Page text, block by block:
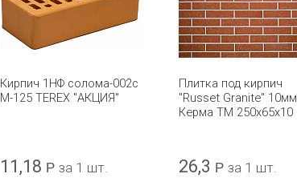
Кирпич 1НФ солома-002с
М-125 TEREX "АКЦИЯ"
11,18 Р за 1 шт.
Плитка под кирпич
"Russet Granite" 10мм
Керма ТМ 250х65х10
26,3 Р за 1 шт.